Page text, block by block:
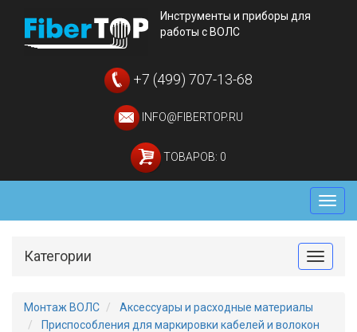
Инструменты и приборы для
работы с ВОЛС
+7 (499) 707-13-68
INFO@FIBERTOP.RU
ТОВАРОВ: 0
Меню
Toggle
Категории
Монтаж ВОЛС
Аксессуары и расходные материалы
Приспособления для маркировки кабелей и волокон